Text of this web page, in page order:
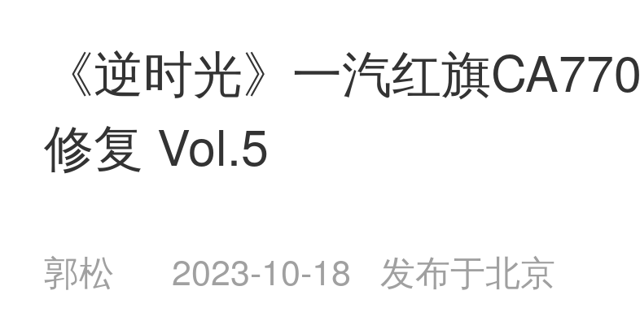
《逆时光》一汽红旗CA770
修复 Vol.5
郭松 2023-10-18 发布于北京